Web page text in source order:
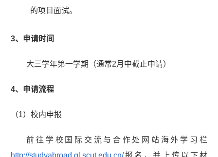
的项目面试。
3、申请时间
大三学年第一学期（通常2月中截止申请）
4、申请流程
（1）校内申报
前往学校国际交流与合作处网站海外学习栏
http://studyabroad.gl.scut.edu.cn/报名，并上传以下材